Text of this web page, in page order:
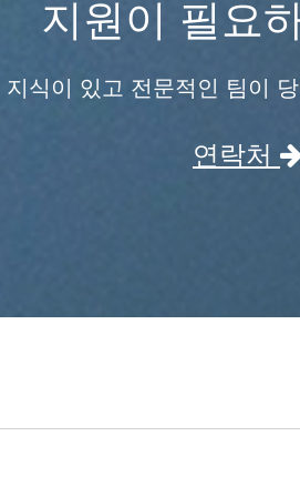
지원이 필요
지식이 있고 전문적인 팀이
연락처